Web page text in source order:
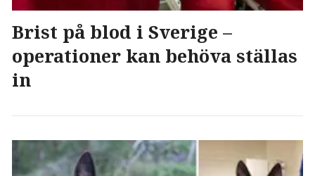
Brist på blod i Sverige –
operationer kan behöva ställas
in